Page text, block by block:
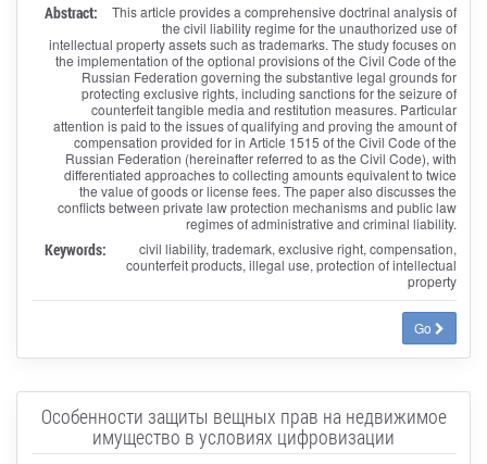
Abstract:
This article provides a comprehensive doctrinal analysis of
the civil liability regime for the unauthorized use of
intellectual property assets such as trademarks. The study focuses on
the implementation of the optional provisions of the Civil Code of the
Russian Federation governing the substantive legal grounds for
protecting exclusive rights, including sanctions for the seizure of
counterfeit tangible media and restitution measures. Particular
attention is paid to the issues of qualifying and proving the amount of
compensation provided for in Article 1515 of the Civil Code of the
Russian Federation (hereinafter referred to as the Civil Code), with
differentiated approaches to collecting amounts equivalent to twice
the value of goods or license fees. The paper also discusses the
conflicts between private law protection mechanisms and public law
regimes of administrative and criminal liability.
Keywords:
civil liability, trademark, exclusive right, compensation,
counterfeit products, illegal use, protection of intellectual
property
Go
Особенности защиты вещных прав на недвижимое
имущество в условиях цифровизации